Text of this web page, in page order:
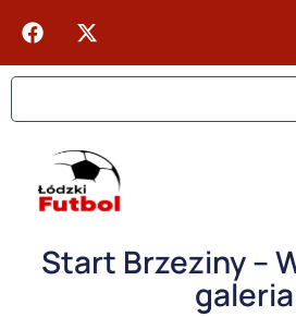
Start Brzeziny –
galeria